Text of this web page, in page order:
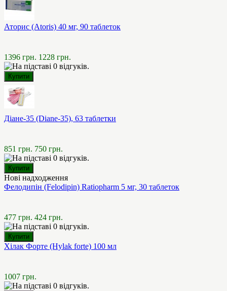
Аторис (Atoris) 40 мг, 90 таблеток
1396 грн. 1228 грн.
Діане-35 (Diane-35), 63 таблетки
851 грн. 750 грн.
Нові надходження
Фелодипін (Felodipin) Ratiopharm 5 мг, 30 таблеток
477 грн. 424 грн.
Хілак Форте (Hylak forte) 100 мл
1007 грн.